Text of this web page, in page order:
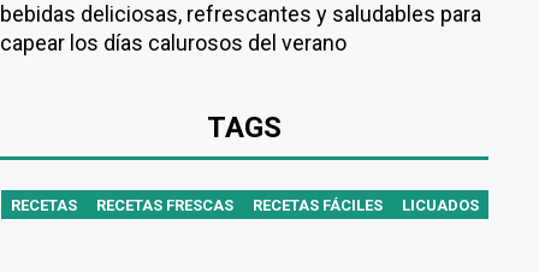
bebidas deliciosas, refrescantes y saludables para
capear los días calurosos del verano
TAGS
RECETAS RECETAS FRESCAS RECETAS FÁCILES LICUADOS